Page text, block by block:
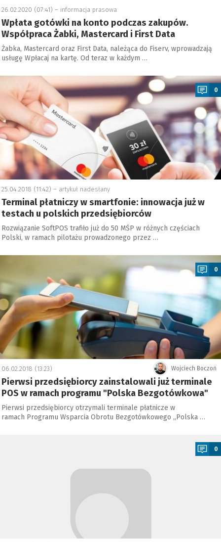
26.02.2020 (07:41) – informacja prasowa
Wpłata gotówki na konto podczas zakupów.
Współpraca Żabki, Mastercard i First Data
Żabka, Mastercard oraz First Data, należąca do Fiserv, wprowadzają
usługę Wpłacaj na kartę. Od teraz w każdym …
0
25.04.2018 (11:42) – artykuł nadesłany
Terminal płatniczy w smartfonie: innowacja już w
testach u polskich przedsiębiorców
Rozwiązanie SoftPOS trafiło już do 50 MŚP w różnych częściach
Polski, w ramach pilotażu prowadzonego przez …
0
Wojciech Boczoń
06.02.2018 (13:23)
Pierwsi przedsiębiorcy zainstalowali już terminale
POS w ramach programu "Polska Bezgotówkowa"
Pierwsi przedsiębiorcy otrzymali terminale płatnicze w
ramach Programu Wsparcia Obrotu Bezgotówkowego „Polska …
0